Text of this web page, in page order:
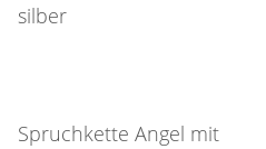
Spruchkette Angel mit